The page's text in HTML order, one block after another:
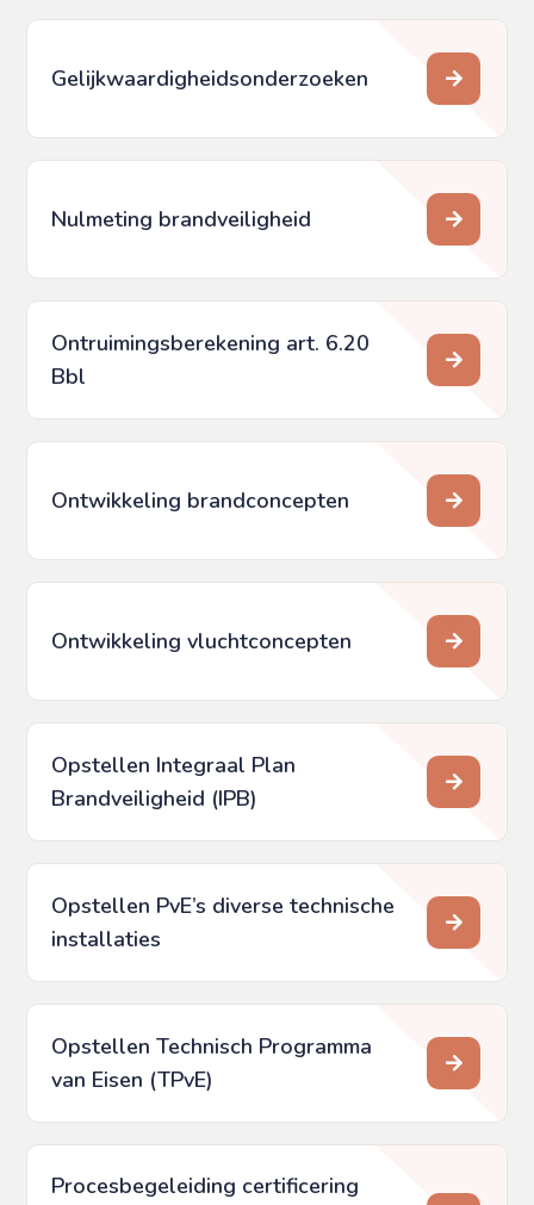
Gelijkwaardigheids­onderzoeken
Nulmeting brandveiligheid
Ontruimingsberekening art. 6.20
Bbl
Ontwikkeling brandconcepten
Ontwikkeling vluchtconcepten
Opstellen Integraal Plan
Brandveiligheid (IPB)
Opstellen PvE’s diverse technische
installaties
Opstellen Technisch Programma
van Eisen (TPvE)
Procesbegeleiding certificering